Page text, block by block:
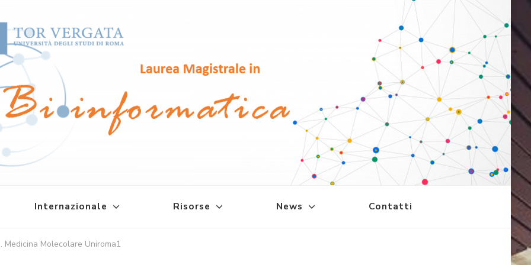
Internazionale Risorse News Contatti
Medicina Molecolare Uniroma1